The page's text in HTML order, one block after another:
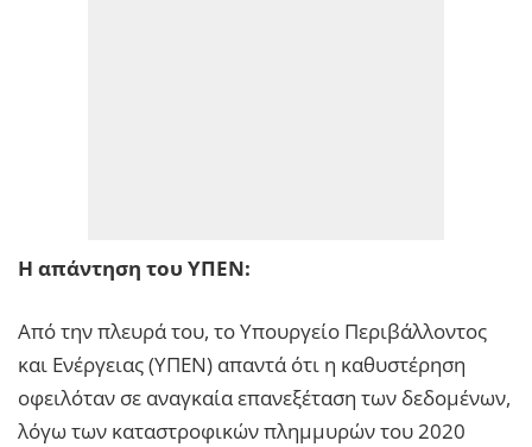
Η απάντηση του ΥΠΕΝ:
Από την πλευρά του, το Υπουργείο Περιβάλλοντος
και Ενέργειας (ΥΠΕΝ) απαντά ότι η καθυστέρηση
οφειλόταν σε αναγκαία επανεξέταση των δεδομένων,
λόγω των καταστροφικών πλημμυρών του 2020